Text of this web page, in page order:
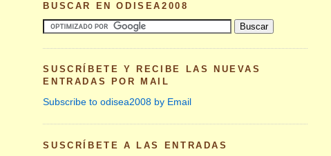
BUSCAR EN ODISEA2008
SUSCRÍBETE Y RECIBE LAS NUEVAS
ENTRADAS POR MAIL
Subscribe to odisea2008 by Email
SUSCRÍBETE A LAS ENTRADAS